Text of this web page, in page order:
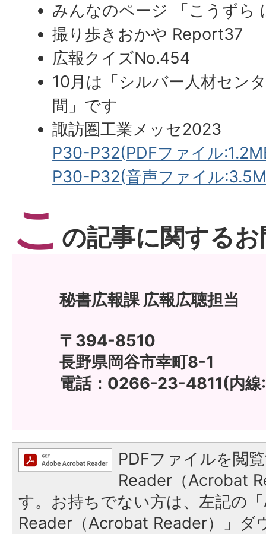
みんなのページ 「こうずら
撮り歩きおかや Report37
広報クイズNo.454
10月は「シルバー人材セン
間」です
諏訪圏工業メッセ2023
P30-P32(PDFファイル
P30-P32(音声ファイル
こ の記事に関する
秘書広報課 広報広聴担当
〒394-8510
長野県岡谷市幸町8-1
電話：0266-23-4811(内
PDFファイルを閲
Reader（Acrobat
す。お持ちでない方は、左記の
Reader（Acrobat Reader）」ダ